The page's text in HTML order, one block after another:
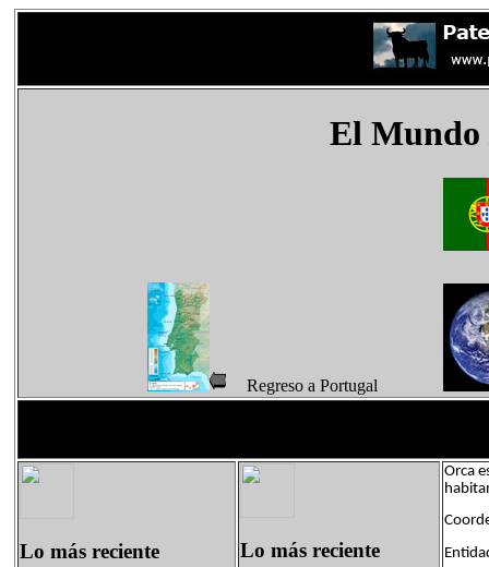
El Mundo
Regreso a Portugal
Lo más reciente Lo más reciente
Orca